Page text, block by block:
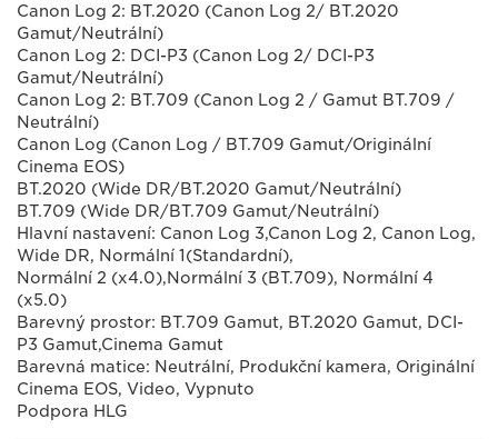
Canon Log 2: BT.2020 (Canon Log 2/ BT.2020
Gamut/Neutrální)
Canon Log 2: DCI-P3 (Canon Log 2/ DCI-P3
Gamut/Neutrální)
Canon Log 2: BT.709 (Canon Log 2 / Gamut BT.709 /
Neutrální)
Canon Log (Canon Log / BT.709 Gamut/Originální
Cinema EOS)
BT.2020 (Wide DR/BT.2020 Gamut/Neutrální)
BT.709 (Wide DR/BT.709 Gamut/Neutrální)
Hlavní nastavení: Canon Log 3,Canon Log 2, Canon Log,
Wide DR, Normální 1(Standardní),
Normální 2 (x4.0),Normální 3 (BT.709), Normální 4
(x5.0)
Barevný prostor: BT.709 Gamut, BT.2020 Gamut, DCI-
P3 Gamut,Cinema Gamut
Barevná matice: Neutrální, Produkční kamera, Originální
Cinema EOS, Video, Vypnuto
Podpora HLG